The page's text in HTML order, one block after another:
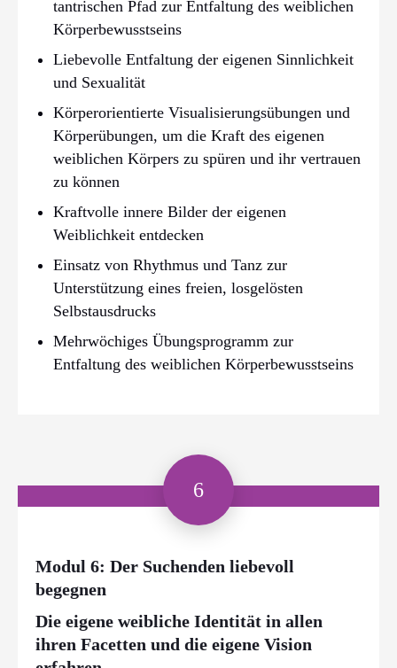
tantrischen Pfad zur Entfaltung des weiblichen
Körperbewusstseins
Liebevolle Entfaltung der eigenen Sinnlichkeit
und Sexualität
Körperorientierte Visualisierungsübungen und
Körperübungen, um die Kraft des eigenen
weiblichen Körpers zu spüren und ihr vertrauen
zu können
Kraftvolle innere Bilder der eigenen
Weiblichkeit entdecken
Einsatz von Rhythmus und Tanz zur
Unterstützung eines freien, losgelösten
Selbstausdrucks
Mehrwöchiges Übungsprogramm zur
Entfaltung des weiblichen Körperbewusstseins
6
Modul 6: Der Suchenden liebevoll
begegnen
Die eigene weibliche Identität in allen
ihren Facetten und die eigene Vision